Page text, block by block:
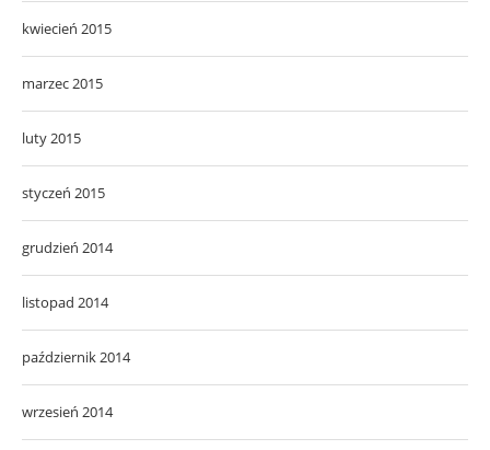
kwiecień 2015
marzec 2015
luty 2015
styczeń 2015
grudzień 2014
listopad 2014
październik 2014
wrzesień 2014